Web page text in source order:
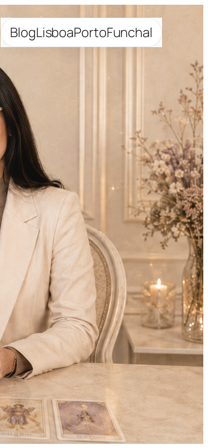
BlogLisboaPortoFunchal